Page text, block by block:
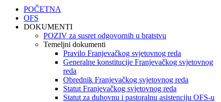
POČETNA
OFS
DOKUMENTI
POZIV za susret odgovornih u bratstvu
Temeljni dokumenti
Pravilo Franjevačkog svjetovnog reda
Generalne konstitucije Franjevačkog svjetovnog
reda
Obrednik Franjevačkog svjetovnog reda
Statut Franjevačkog svjetovnog reda
Statut za duhovnu i pastoralnu asistenciju OFS-u